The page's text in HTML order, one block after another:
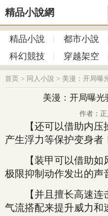
精品小說網
精品小說 都市小說
科幻競技
穿越架空
首页 > 同人小說 > 美漫：开局曝
美漫：开局曝光
作者：
【还可以借助内压操
产生浮力等保护变身者
【装甲可以借助如
极限抑制动作发出的声
【并且擅长高速连
气流搭配来提升威力和